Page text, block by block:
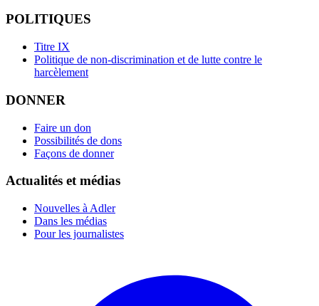
POLITIQUES
Titre IX
Politique de non-discrimination et de lutte contre le
harcèlement
DONNER
Faire un don
Possibilités de dons
Façons de donner
Actualités et médias
Nouvelles à Adler
Dans les médias
Pour les journalistes